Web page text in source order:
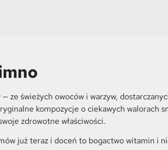
świeżych owoców i warzyw,
kompozycje o ciekawych walorach
zdrowotne właściwości.
już teraz i doceń to bogactwo witamin i